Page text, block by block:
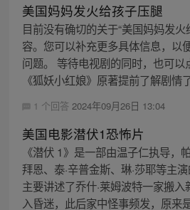
美国妈妈发火给孩子压腿
目前没有确切的关于“美国妈妈发
容。您可以补充更多具体信息，以
问题。 等待电视剧的同时，也可
《狐妖小红娘》原著提前了解剧情了
1 个回答 2024年09月26日 13:04
美国电影潜伏1恐怖片
《潜伏 1》是一部由温子仁执导，
拜恩、泰·辛普金斯、琳·莎耶等主
主要讲述了乔什·莱姆波特一家搬
入昏迷，此后家中怪事频发，原来